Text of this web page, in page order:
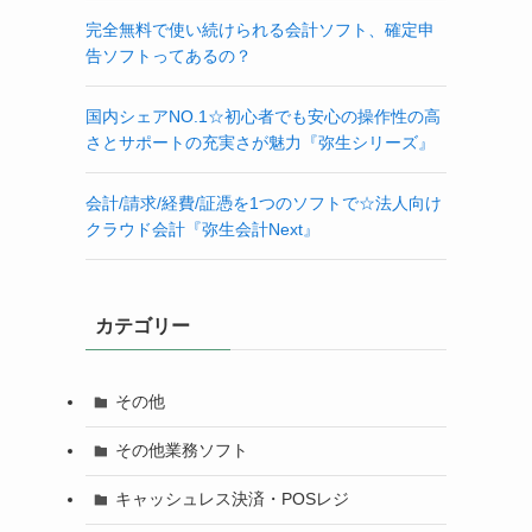
完全無料で使い続けられる会計ソフト、確定申
告ソフトってあるの？
国内シェアNO.1☆初心者でも安心の操作性の高
さとサポートの充実さが魅力『弥生シリーズ』
会計/請求/経費/証憑を1つのソフトで☆法人向け
クラウド会計『弥生会計Next』
カテゴリー
その他
その他業務ソフト
キャッシュレス決済・POSレジ